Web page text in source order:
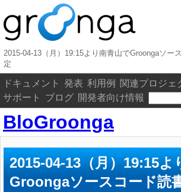
2015-04-13（月）19:15より南青山でGroongaソー
定
ドキュメント 発表 利用例 関連プロジェ
サポート
ブログ 開発者向け情報
BloGroonga
2015-04-13（月）19:15よ
Groongaソースコード読